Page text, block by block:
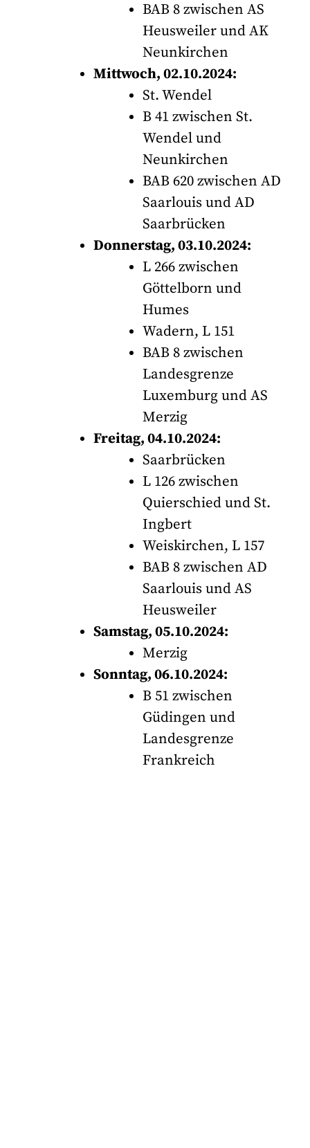
BAB 8 zwischen AS
Heusweiler und AK
Neunkirchen
Mittwoch, 02.10.2024:
St. Wendel
B 41 zwischen St.
Wendel und
Neunkirchen
BAB 620 zwischen AD
Saarlouis und AD
Saarbrücken
Donnerstag, 03.10.2024:
L 266 zwischen
Göttelborn und
Humes
Wadern, L 151
BAB 8 zwischen
Landesgrenze
Luxemburg und AS
Merzig
Freitag, 04.10.2024:
Saarbrücken
L 126 zwischen
Quierschied und St.
Ingbert
Weiskirchen, L 157
BAB 8 zwischen AD
Saarlouis und AS
Heusweiler
Samstag, 05.10.2024:
Merzig
Sonntag, 06.10.2024:
B 51 zwischen
Güdingen und
Landesgrenze
Frankreich